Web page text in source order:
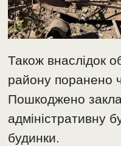
Також внаслідок
району поранено
Пошкоджено
адміністративну
будинки.